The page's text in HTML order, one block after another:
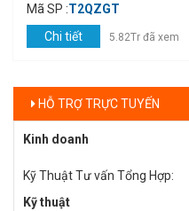
Mã SP :T2QZGT
Chi tiết
5.82Tr đã xem
HỖ TRỢ TRỰC TUYẾN
Kinh doanh
Kỹ Thuật Tư vấn Tổng Hợp:
Kỹ thuật